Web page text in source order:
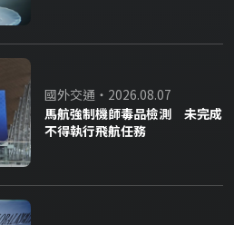
國外交通・2026.08.07
馬航強制機師毒品檢測 未完成
不得執行飛航任務